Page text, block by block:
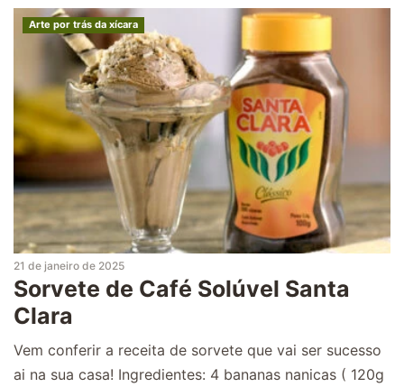
Arte por trás da xícara
21 de janeiro de 2025
Sorvete de Café Solúvel Santa
Clara
Vem conferir a receita de sorvete que vai ser sucesso
ai na sua casa! Ingredientes: 4 bananas nanicas ( 120g